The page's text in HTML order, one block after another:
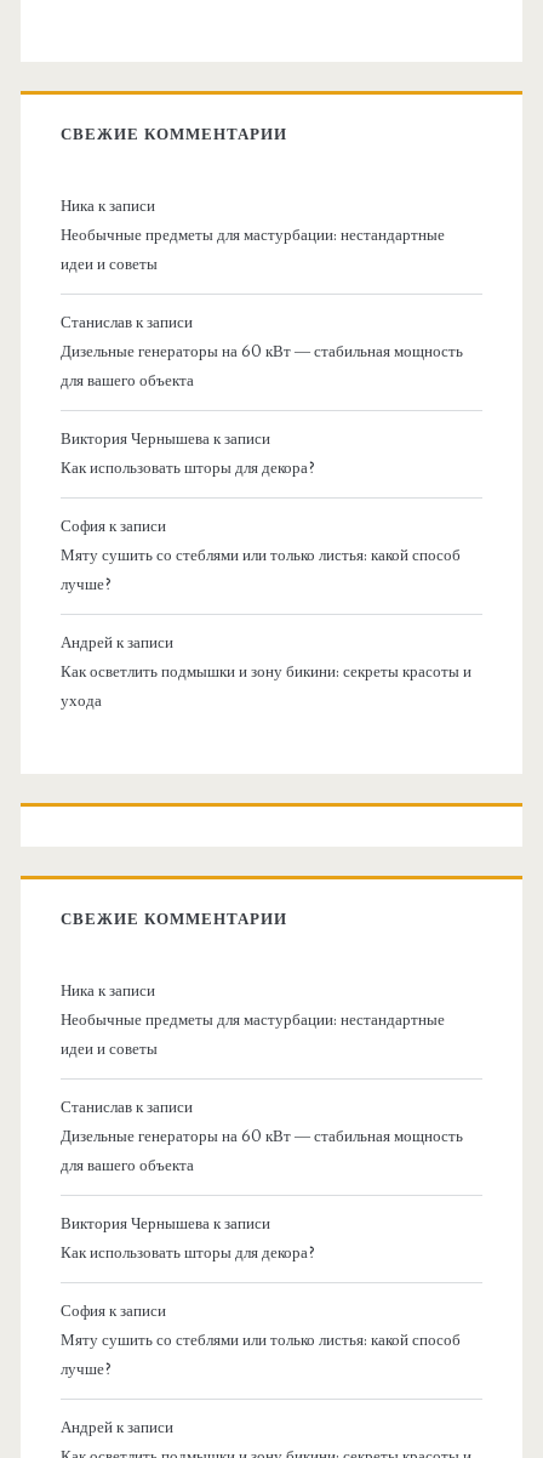
СВЕЖИЕ КОММЕНТАРИИ
Никак записи
Необычные предметы для мастурбации: нестандартные
идеи и советы
Станиславк записи
Дизельные генераторы на 60 кВт — стабильная мощность
для вашего объекта
Виктория Чернышевак записи
Как использовать шторы для декора?
Софияк записи
Мяту сушить со стеблями или только листья: какой способ
лучше?
Андрейк записи
Как осветлить подмышки и зону бикини: секреты красоты и
ухода
СВЕЖИЕ КОММЕНТАРИИ
Никак записи
Необычные предметы для мастурбации: нестандартные
идеи и советы
Станиславк записи
Дизельные генераторы на 60 кВт — стабильная мощность
для вашего объекта
Виктория Чернышевак записи
Как использовать шторы для декора?
Софияк записи
Мяту сушить со стеблями или только листья: какой способ
лучше?
Андрейк записи